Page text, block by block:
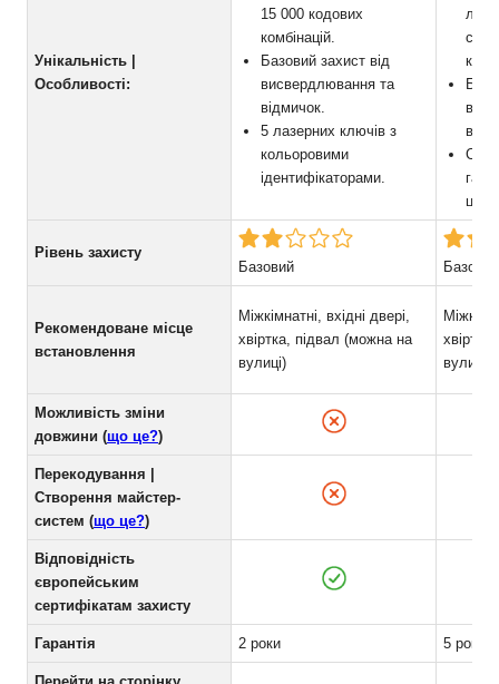
Унікальність |
Особливості:
15 000 кодових
комбінацій.
Базовий захист від
висвердлювання та
відмичок.
5 лазерних ключів з
кольоровими
ідентифікаторами.
Рівень захисту
Базовий
Базовий
Рекомендоване місце
встановлення
Міжкімнатні, вхідні двері,
хвіртка, підвал (можна на
вулиці)
вулиці)
Можливість зміни
довжини (що це?)
Перекодування |
Створення майстер-
систем (що це?)
Відповідність
європейським
сертифікатам захисту
Гарантія 2 роки 5 років